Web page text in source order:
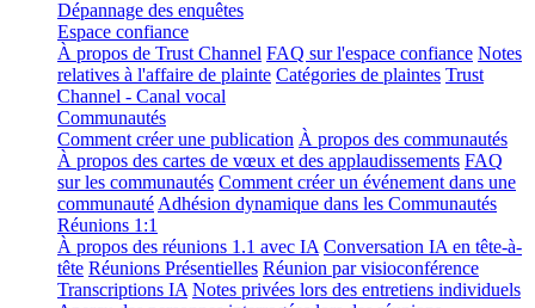
Dépannage des enquêtes
Espace confiance
À propos de Trust Channel FAQ sur l'espace confiance Notes
relatives à l'affaire de plainte Catégories de plaintes Trust
Channel - Canal vocal
Communautés
Comment créer une publication À propos des communautés
À propos des cartes de vœux et des applaudissements FAQ
sur les communautés Comment créer un événement dans une
communauté Adhésion dynamique dans les Communautés
Réunions 1:1
À propos des réunions 1.1 avec IA Conversation IA en tête-à-
tête Réunions Présentielles Réunion par visioconférence
Transcriptions IA Notes privées lors des entretiens individuels